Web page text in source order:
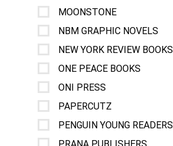
MOONSTONE
NBM GRAPHIC NOVELS
NEW YORK REVIEW BOOKS
ONE PEACE BOOKS
ONI PRESS
PAPERCUTZ
PENGUIN YOUNG READERS